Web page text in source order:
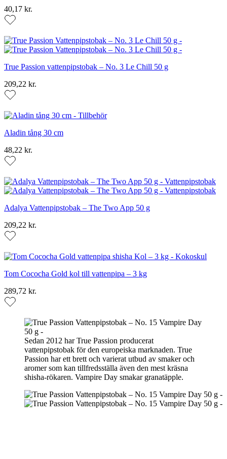
40,17 kr.
True Passion vattenpipstobak – No. 3 Le Chill 50 g
209,22 kr.
Aladin tång 30 cm
48,22 kr.
Adalya Vattenpipstobak – The Two App 50 g
209,22 kr.
Tom Cococha Gold kol till vattenpipa – 3 kg
289,72 kr.
Sedan 2012 har True Passion producerat
vattenpipstobak för den europeiska marknaden. True
Passion har ett brett och varierat utbud av smaker och
aromer som kan tillfredsställa även den mest kräsna
shisha-rökaren. Vampire Day smakar granatäpple.